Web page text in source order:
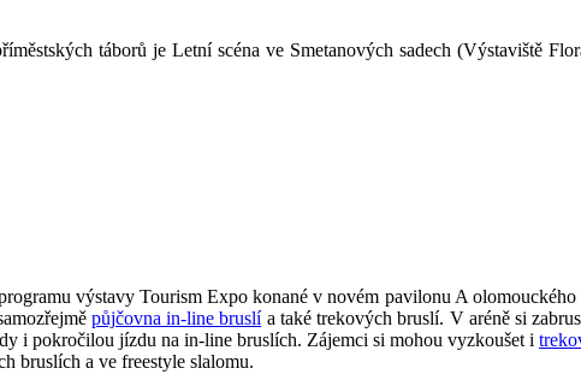
táborů je Letní scéna ve Smetanových sadech (Výstaviště
výstavy Tourism Expo konané v novém pavilonu A olomouckého
půjčovna in-line bruslía také trekových bruslí. V aréně si
i pokročilou jízdu na in-line bruslích. Zájemci si mohou vyzkoušet i
bruslích a ve freestyle slalomu.